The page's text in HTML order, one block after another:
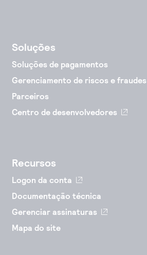
Soluções
Soluções de pagamentos
Gerenciamento de riscos e fraudes
Parceiros
Centro de desenvolvedores
Recursos
Logon da conta
Documentação técnica
Gerenciar assinaturas
Mapa do site